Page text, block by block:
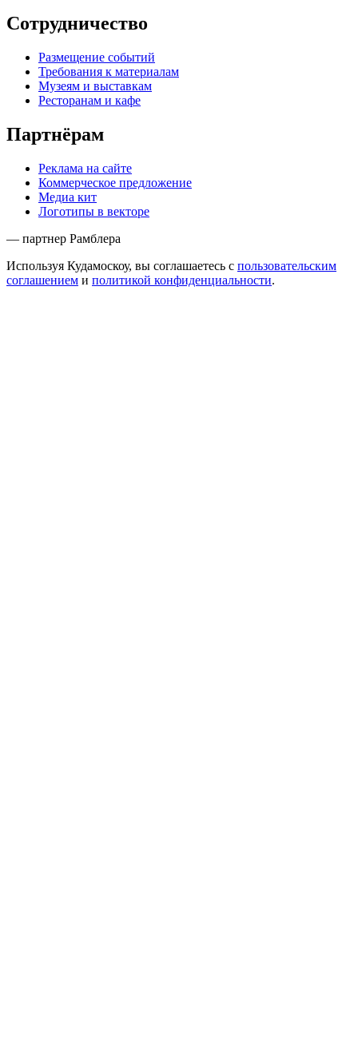
Сотрудничество
Размещение событий
Требования к материалам
Музеям и выставкам
Ресторанам и кафе
Партнёрам
Реклама на сайте
Коммерческое предложение
Медиа кит
Логотипы в векторе
— партнер Рамблера
Используя Кудамоскоу, вы соглашаетесь с пользовательским
соглашением и политикой конфиденциальности.